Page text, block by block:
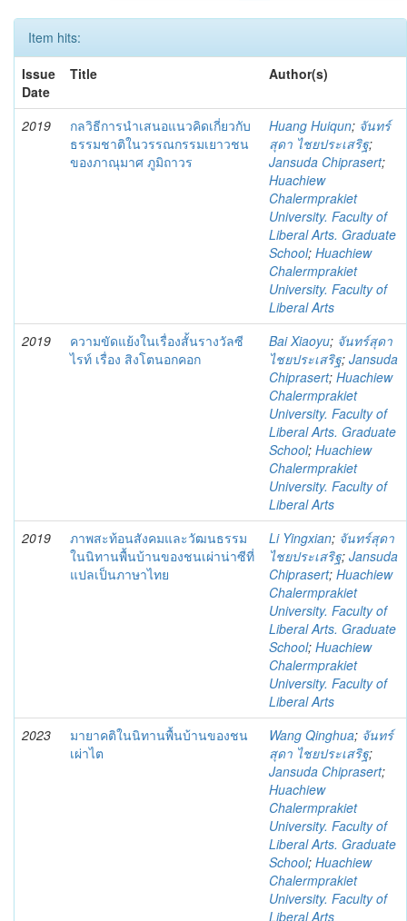
Item hits:
Issue
Date
Title Author(s)
2019
กลวิธีการนำเสนอแนวคิดเกี่ยวกับ
ธรรมชาติในวรรณกรรมเยาวชน
ของภาณุมาศ ภูมิถาวร
Huang Huiqun; จันทร์
สุดา ไชยประเสริฐ;
Jansuda Chiprasert;
Huachiew
Chalermprakiet
University. Faculty of
Liberal Arts. Graduate
School; Huachiew
Chalermprakiet
University. Faculty of
Liberal Arts
2019
ความขัดแย้งในเรื่องสั้นรางวัลซี
ไรท์ เรื่อง สิงโตนอกคอก
Bai Xiaoyu; จันทร์สุดา
ไชยประเสริฐ; Jansuda
Chiprasert; Huachiew
Chalermprakiet
University. Faculty of
Liberal Arts. Graduate
School; Huachiew
Chalermprakiet
University. Faculty of
Liberal Arts
2019
ภาพสะท้อนสังคมและวัฒนธรรม
ในนิทานพื้นบ้านของชนเผ่าน่าซีที่
แปลเป็นภาษาไทย
Li Yingxian; จันทร์สุดา
ไชยประเสริฐ; Jansuda
Chiprasert; Huachiew
Chalermprakiet
University. Faculty of
Liberal Arts. Graduate
School; Huachiew
Chalermprakiet
University. Faculty of
Liberal Arts
2023
มายาคติในนิทานพื้นบ้านของชน
เผ่าไต
Wang Qinghua; จันทร์
สุดา ไชยประเสริฐ;
Jansuda Chiprasert;
Huachiew
Chalermprakiet
University. Faculty of
Liberal Arts. Graduate
School; Huachiew
Chalermprakiet
University. Faculty of
Liberal Arts